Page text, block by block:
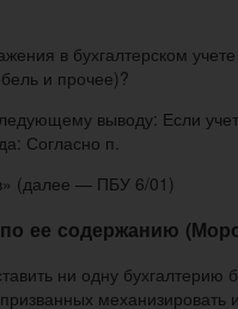
в бухгалтерском
и прочее)?
выводу: Если
Согласно п.
(далее — ПБУ 6/01)
ее содержанию
ни одну бухгалтерию
призванных